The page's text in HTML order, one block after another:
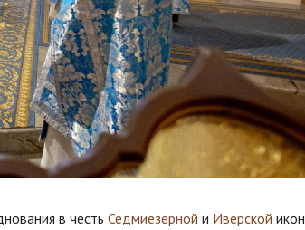
в честь Седмиезерной и Иверской икон